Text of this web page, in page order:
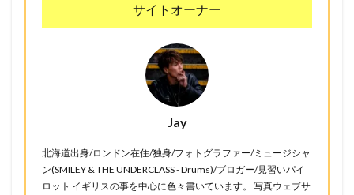
サイトオーナー
Jay
北海道出身/ロンドン在住/独身/フォトグラファー/ミュージシャ
ン(SMILEY & THE UNDERCLASS - Drums)/ブロガー/見習いパイ
ロット イギリスの事を中心に色々書いています。 写真ウェブサ